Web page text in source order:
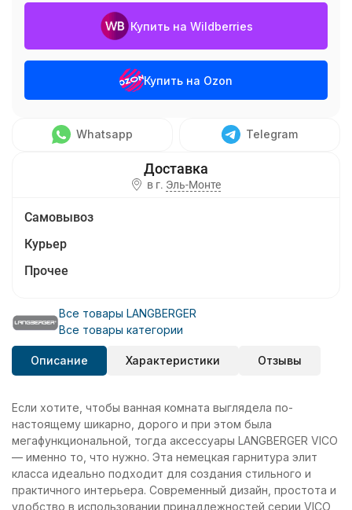
Купить на Wildberries
Купить на Ozon
Whatsapp Telegram
в г. Эль-Монте
Самовывоз
Курьер
Прочее
Все товары LANGBERGER
Все товары категории
Описание Характеристики Отзывы
Если хотите, чтобы ванная комната выглядела по-
настоящему шикарно, дорого и при этом была
мегафункциональной, тогда аксессуары LANGBERGER VICO
— именно то, что нужно. Эта немецкая гарнитура элит
класса идеально подходит для создания стильного и
практичного интерьера. Современный дизайн, простота и
удобство в использовании принадлежностей серии VICO